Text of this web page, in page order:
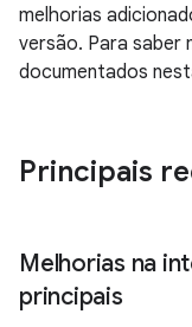
melhorias
versão. Para saber
documentados
Principais
Melhorias na
principais